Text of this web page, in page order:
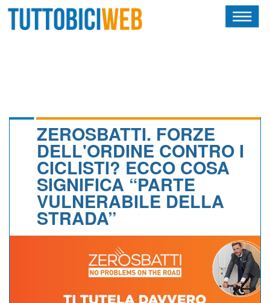
CALENDARIO
ALBI D'ORO
ZEROSBATTI. FORZE
DELL'ORDINE CONTRO I
CICLISTI? ECCO COSA
SIGNIFICA “PARTE
VULNERABILE DELLA
STRADA”